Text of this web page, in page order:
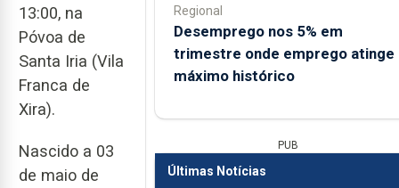
13:00, na
Póvoa de
Santa Iria (Vila
Franca de
Xira).
Nascido a 03
de maio de
Regional
Desemprego nos 5% em
trimestre onde emprego atinge
máximo histórico
PUB
Últimas Notícias